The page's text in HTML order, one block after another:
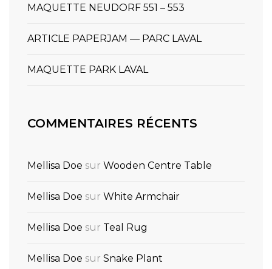
MAQUETTE NEUDORF 551 – 553
ARTICLE PAPERJAM — PARC LAVAL
MAQUETTE PARK LAVAL
COMMENTAIRES RÉCENTS
Mellisa Doe sur Wooden Centre Table
Mellisa Doe sur White Armchair
Mellisa Doe sur Teal Rug
Mellisa Doe sur Snake Plant